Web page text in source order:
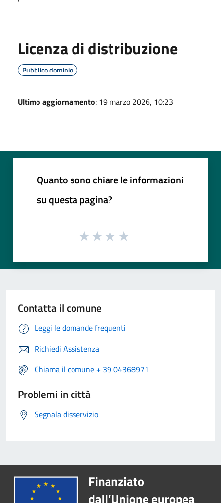
Licenza di distribuzione
Pubblico dominio
Ultimo aggiornamento: 19 marzo 2026, 10:23
Quanto sono chiare le informazioni
su questa pagina?
Contatta il comune
Leggi le domande frequenti
Richiedi Assistenza
Chiama il comune + 39 04368971
Problemi in città
Segnala disservizio